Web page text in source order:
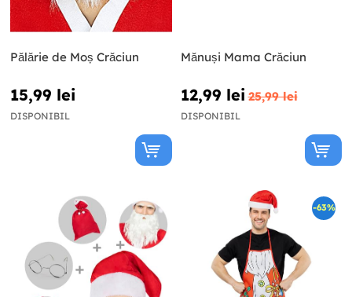
Pălărie de Moș Crăciun
15,99 lei
DISPONIBIL
Mănuși Mama Crăciun
12,99 lei 25,99 lei
DISPONIBIL
-63%